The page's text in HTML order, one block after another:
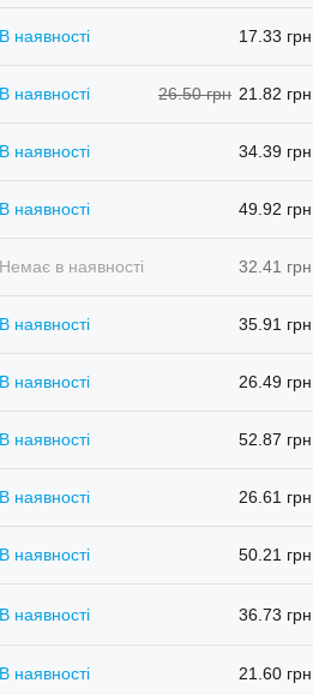
В наявності 17.33 грн
В наявності 26.50 грн 21.82 грн
В наявності 34.39 грн
В наявності 49.92 грн
Немає в наявності 32.41 грн
В наявності 35.91 грн
В наявності 26.49 грн
В наявності 52.87 грн
В наявності 26.61 грн
В наявності 50.21 грн
В наявності 36.73 грн
В наявності 21.60 грн